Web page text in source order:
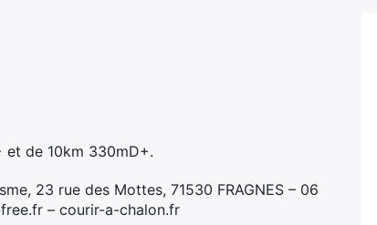
et de 10km 330mD+.
23 rue des Mottes, 71530 FRAGNES – 06
– courir-a-chalon.fr